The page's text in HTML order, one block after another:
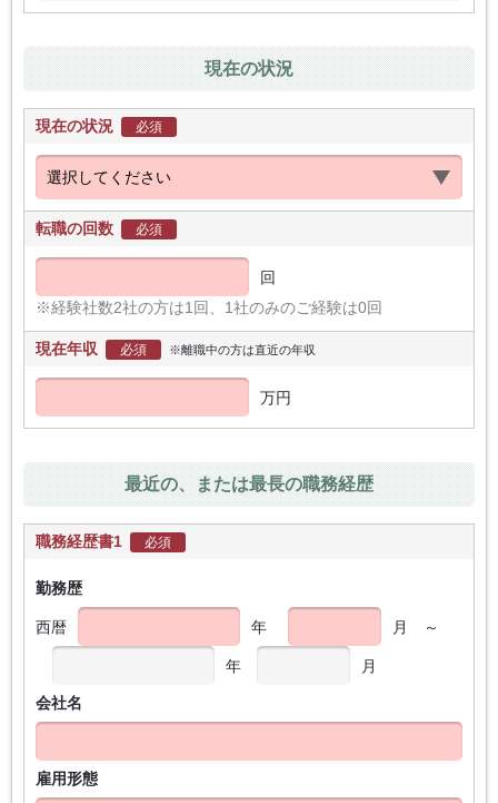
現在の状況
現在の状況 必須
転職の回数 必須
回
※経験社数2社の方は1回、1社のみのご経験は0回
現在年収 必須 ※離職中の方は直近の年収
万円
最近の、または最長の職務経歴
職務経歴書1 必須
勤務歴
西暦 年 月 ～
年 月
会社名
雇用形態